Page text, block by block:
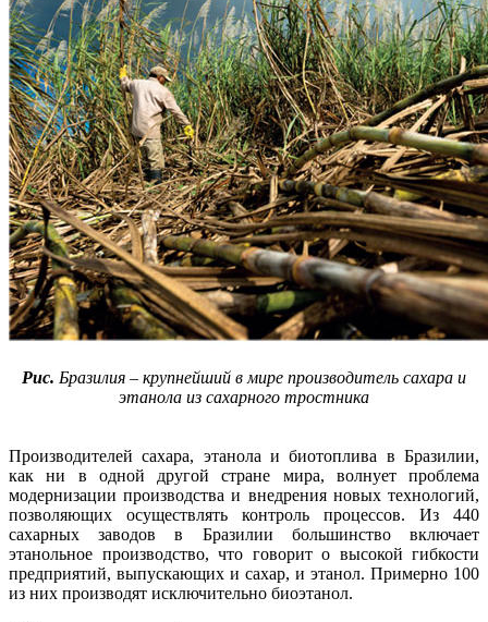
Рис. Бразилия – крупнейший в мире производитель сахара и
этанола из сахарного тростника
Производителей сахара, этанола и биотоплива в Бразилии,
как ни в одной другой стране мира, волнует проблема
модернизации производства и внедрения новых технологий,
позволяющих осуществлять контроль процессов. Из 440
сахарных заводов в Бразилии большинство включает
этанольное производство, что говорит о высокой гибкости
предприятий, выпускающих и сахар, и этанол. Примерно 100
из них производят исключительно биоэтанол.